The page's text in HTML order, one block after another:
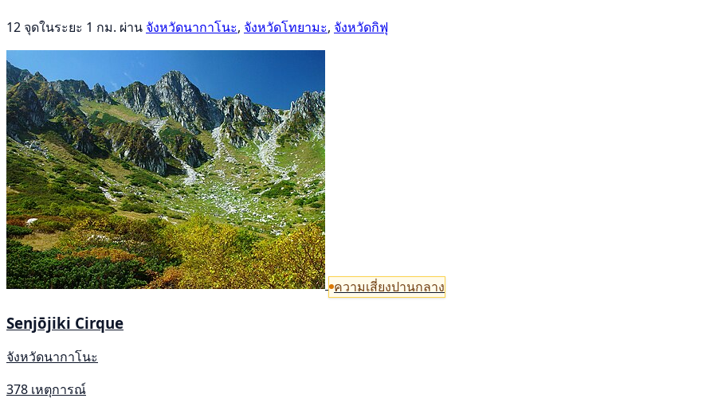
12 จุดในระยะ 1 กม. ผ่าน จังหวัดนากาโนะ, จังหวัดโทยามะ, จังหวัดกิฟุ
ความเสี่ยงปานกลาง
Senjōjiki Cirque
จังหวัดนากาโนะ
378 เหตุการณ์